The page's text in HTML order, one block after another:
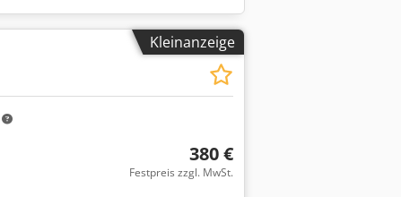
Kleinanzeige
380 €
Festpreis zzgl. MwSt.